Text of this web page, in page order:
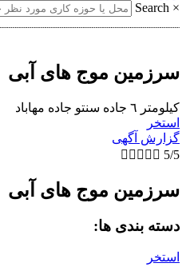
×
Search
سرزمین موج های آبی
كيلومتر ٦ جاده سنتو جاده مهاباد
استخر
گزارش آگهی
     5/5
سرزمین موج های آبی
دسته بندی ها:
استخر